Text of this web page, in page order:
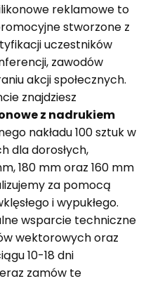
reklamowe to
stworzone z
uczestników
zawodów
akcji społecznych.
znajdziesz
z nadrukiem
nakładu 100 sztuk w
dla dorosłych,
180 mm oraz 160 mm
za pomocą
i wypukłego.
wsparcie techniczne
wektorowych oraz
10-18 dni
zamów te